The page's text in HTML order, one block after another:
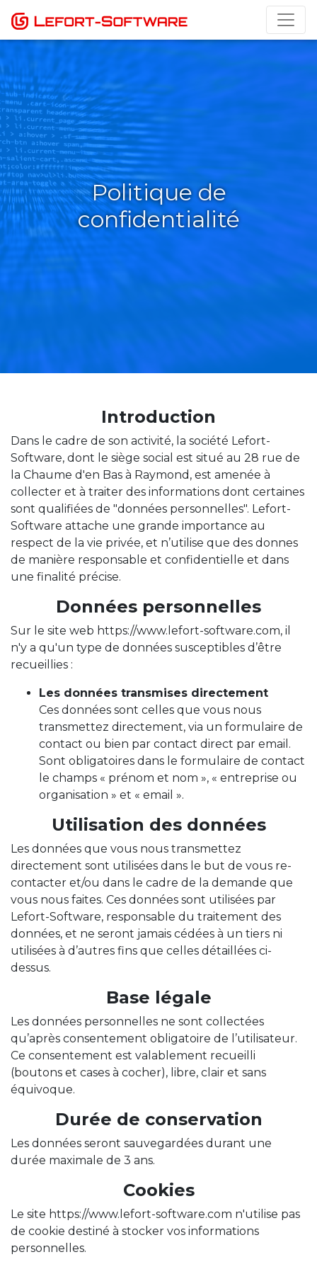
Politique de
confidentialité
Introduction
Dans le cadre de son activité, la société Lefort-
Software, dont le siège social est situé au 28 rue de
la Chaume d'en Bas à Raymond, est amenée à
collecter et à traiter des informations dont certaines
sont qualifiées de "données personnelles". Lefort-
Software attache une grande importance au
respect de la vie privée, et n’utilise que des donnes
de manière responsable et confidentielle et dans
une finalité précise.
Données personnelles
Sur le site web https://www.lefort-software.com, il
n'y a qu'un type de données susceptibles d’être
recueillies :
Les données transmises directement
Ces données sont celles que vous nous
transmettez directement, via un formulaire de
contact ou bien par contact direct par email.
Sont obligatoires dans le formulaire de contact
le champs « prénom et nom », « entreprise ou
organisation » et « email ».
Utilisation des données
Les données que vous nous transmettez
directement sont utilisées dans le but de vous re-
contacter et/ou dans le cadre de la demande que
vous nous faites. Ces données sont utilisées par
Lefort-Software, responsable du traitement des
données, et ne seront jamais cédées à un tiers ni
utilisées à d’autres fins que celles détaillées ci-
dessus.
Base légale
Les données personnelles ne sont collectées
qu’après consentement obligatoire de l’utilisateur.
Ce consentement est valablement recueilli
(boutons et cases à cocher), libre, clair et sans
équivoque.
Durée de conservation
Les données seront sauvegardées durant une
durée maximale de 3 ans.
Cookies
Le site https://www.lefort-software.com n'utilise pas
de cookie destiné à stocker vos informations
personnelles.